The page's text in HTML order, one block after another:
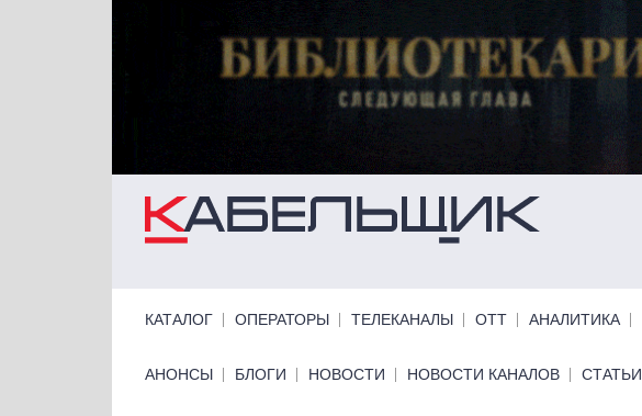
КАТАЛОГ ОПЕРАТОРЫ ТЕЛЕКАНАЛЫ ОТТ АНАЛИТИКА
Primary links bottom
АНОНСЫ БЛОГИ НОВОСТИ НОВОСТИ КАНАЛОВ СТАТЬИ